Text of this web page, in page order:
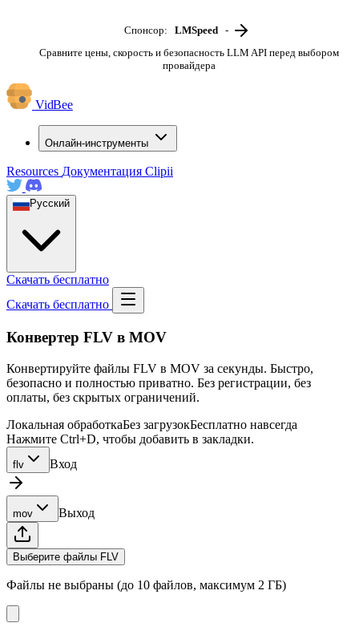
Спонсор: LMSpeed -
Сравните цены, скорость и безопасность LLM API перед выбором
провайдера
VidBee
Онлайн-инструменты
Resources Документация Clipii
Русский
Скачать бесплатно
Скачать бесплатно
Конвертер FLV в MOV
Конвертируйте файлы FLV в MOV за секунды. Быстро,
безопасно и полностью приватно. Без регистрации, без
оплаты, без скрытых ограничений.
Локальная обработкаБез загрузокБесплатно навсегда
Нажмите Ctrl+D, чтобы добавить в закладки.
flv Вход
mov Выход
Выберите файлы FLV
Файлы не выбраны (до 10 файлов, максимум 2 ГБ)